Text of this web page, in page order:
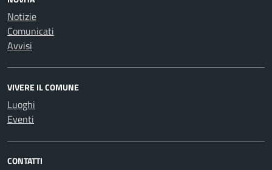
Notizie
Comunicati
Avvisi
VIVERE IL COMUNE
Luoghi
Eventi
CONTATTI